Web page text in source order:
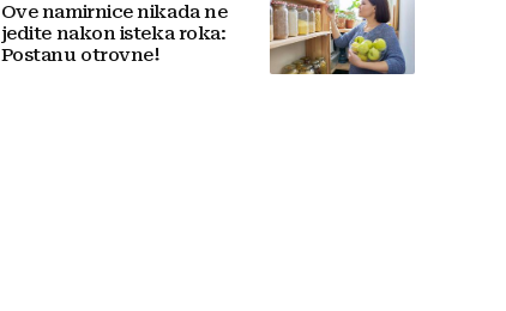
Ove namirnice nikada ne
jedite nakon isteka roka:
Postanu otrovne!